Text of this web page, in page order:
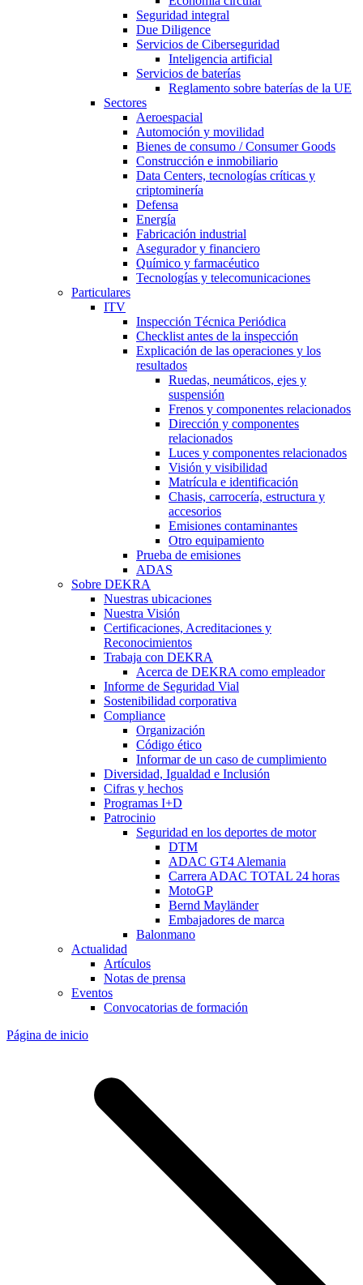
Seguridad integral
Due Diligence
Servicios de Ciberseguridad
Inteligencia artificial
Servicios de baterías
Reglamento sobre baterías de la UE
Sectores
Aeroespacial
Automoción y movilidad
Bienes de consumo / Consumer Goods
Construcción e inmobiliario
Data Centers, tecnologías críticas y
criptominería
Defensa
Energía
Fabricación industrial
Asegurador y financiero
Químico y farmacéutico
Tecnologías y telecomunicaciones
Particulares
ITV
Inspección Técnica Periódica
Checklist antes de la inspección
Explicación de las operaciones y los
resultados
Ruedas, neumáticos, ejes y
suspensión
Frenos y componentes relacionados
Dirección y componentes
relacionados
Luces y componentes relacionados
Visión y visibilidad
Matrícula e identificación
Chasis, carrocería, estructura y
accesorios
Emisiones contaminantes
Otro equipamiento
Prueba de emisiones
ADAS
Sobre DEKRA
Nuestras ubicaciones
Nuestra Visión
Certificaciones, Acreditaciones y
Reconocimientos
Trabaja con DEKRA
Acerca de DEKRA como empleador
Informe de Seguridad Vial
Sostenibilidad corporativa
Compliance
Organización
Código ético
Informar de un caso de cumplimiento
Diversidad, Igualdad e Inclusión
Cifras y hechos
Programas I+D
Patrocinio
Seguridad en los deportes de motor
DTM
ADAC GT4 Alemania
Carrera ADAC TOTAL 24 horas
MotoGP
Bernd Mayländer
Embajadores de marca
Balonmano
Actualidad
Artículos
Notas de prensa
Eventos
Convocatorias de formación
Página de inicio